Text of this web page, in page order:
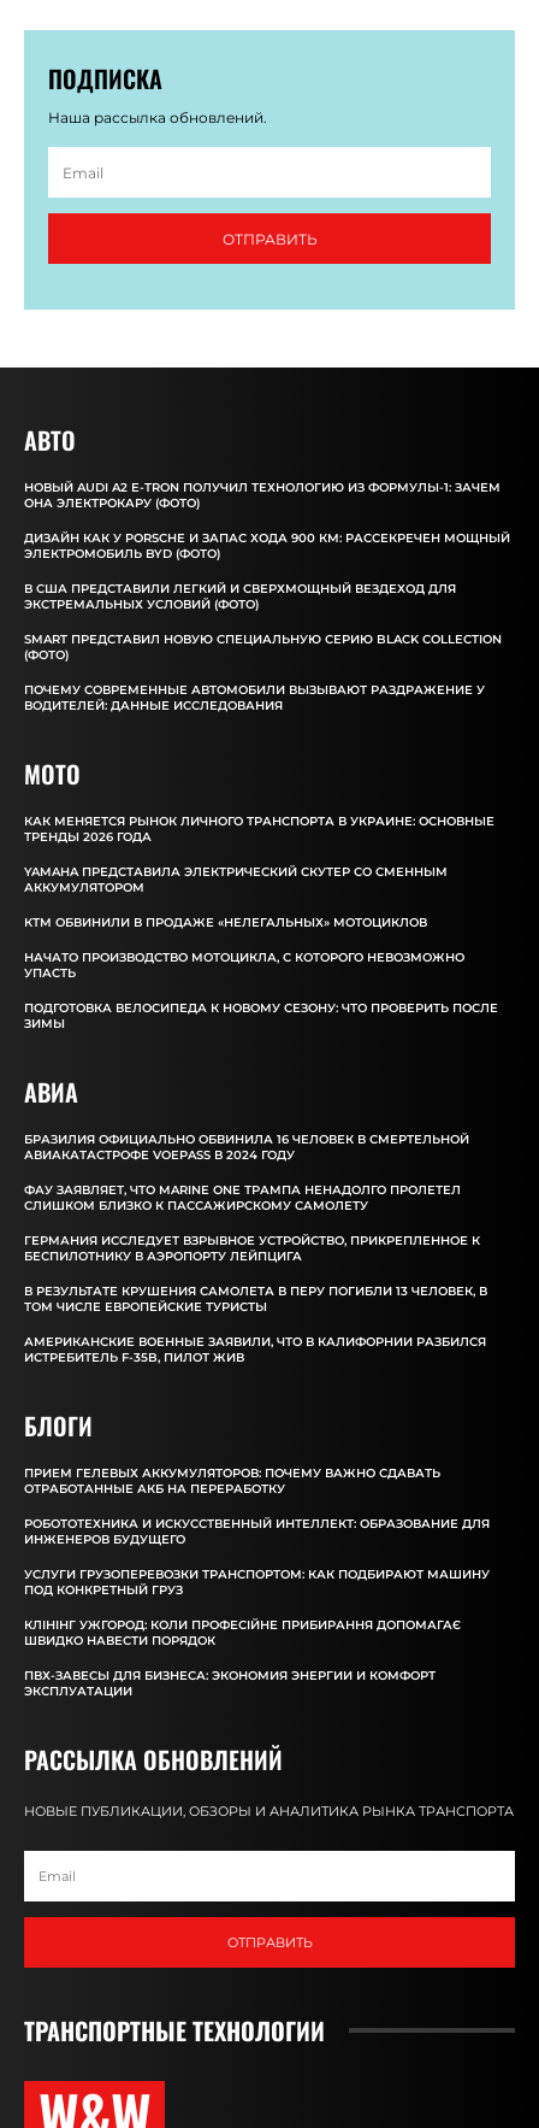
ПОДПИСКА
Наша рассылка обновлений.
ОТПРАВИТЬ
АВТО
НОВЫЙ AUDI A2 E-TRON ПОЛУЧИЛ ТЕХНОЛОГИЮ ИЗ ФОРМУЛЫ-1: ЗАЧЕМ
ОНА ЭЛЕКТРОКАРУ (ФОТО)
ДИЗАЙН КАК У PORSCHE И ЗАПАС ХОДА 900 КМ: РАССЕКРЕЧЕН МОЩНЫЙ
ЭЛЕКТРОМОБИЛЬ BYD (ФОТО)
В США ПРЕДСТАВИЛИ ЛЕГКИЙ И СВЕРХМОЩНЫЙ ВЕЗДЕХОД ДЛЯ
ЭКСТРЕМАЛЬНЫХ УСЛОВИЙ (ФОТО)
SMART ПРЕДСТАВИЛ НОВУЮ СПЕЦИАЛЬНУЮ СЕРИЮ BLACK COLLECTION
(ФОТО)
ПОЧЕМУ СОВРЕМЕННЫЕ АВТОМОБИЛИ ВЫЗЫВАЮТ РАЗДРАЖЕНИЕ У
ВОДИТЕЛЕЙ: ДАННЫЕ ИССЛЕДОВАНИЯ
MOTO
КАК МЕНЯЕТСЯ РЫНОК ЛИЧНОГО ТРАНСПОРТА В УКРАИНЕ: ОСНОВНЫЕ
ТРЕНДЫ 2026 ГОДА
YAMAHA ПРЕДСТАВИЛА ЭЛЕКТРИЧЕСКИЙ СКУТЕР СО СМЕННЫМ
АККУМУЛЯТОРОМ
КТМ ОБВИНИЛИ В ПРОДАЖЕ «НЕЛЕГАЛЬНЫХ» МОТОЦИКЛОВ
НАЧАТО ПРОИЗВОДСТВО МОТОЦИКЛА, С КОТОРОГО НЕВОЗМОЖНО
УПАСТЬ
ПОДГОТОВКА ВЕЛОСИПЕДА К НОВОМУ СЕЗОНУ: ЧТО ПРОВЕРИТЬ ПОСЛЕ
ЗИМЫ
АВИА
БРАЗИЛИЯ ОФИЦИАЛЬНО ОБВИНИЛА 16 ЧЕЛОВЕК В СМЕРТЕЛЬНОЙ
АВИАКАТАСТРОФЕ VOEPASS В 2024 ГОДУ
ФАУ ЗАЯВЛЯЕТ, ЧТО MARINE ONE ТРАМПА НЕНАДОЛГО ПРОЛЕТЕЛ
СЛИШКОМ БЛИЗКО К ПАССАЖИРСКОМУ САМОЛЕТУ
ГЕРМАНИЯ ИССЛЕДУЕТ ВЗРЫВНОЕ УСТРОЙСТВО, ПРИКРЕПЛЕННОЕ К
БЕСПИЛОТНИКУ В АЭРОПОРТУ ЛЕЙПЦИГА
В РЕЗУЛЬТАТЕ КРУШЕНИЯ САМОЛЕТА В ПЕРУ ПОГИБЛИ 13 ЧЕЛОВЕК, В
ТОМ ЧИСЛЕ ЕВРОПЕЙСКИЕ ТУРИСТЫ
АМЕРИКАНСКИЕ ВОЕННЫЕ ЗАЯВИЛИ, ЧТО В КАЛИФОРНИИ РАЗБИЛСЯ
ИСТРЕБИТЕЛЬ F-35B, ПИЛОТ ЖИВ
БЛОГИ
ПРИЕМ ГЕЛЕВЫХ АККУМУЛЯТОРОВ: ПОЧЕМУ ВАЖНО СДАВАТЬ
ОТРАБОТАННЫЕ АКБ НА ПЕРЕРАБОТКУ
РОБОТОТЕХНИКА И ИСКУССТВЕННЫЙ ИНТЕЛЛЕКТ: ОБРАЗОВАНИЕ ДЛЯ
ИНЖЕНЕРОВ БУДУЩЕГО
УСЛУГИ ГРУЗОПЕРЕВОЗКИ ТРАНСПОРТОМ: КАК ПОДБИРАЮТ МАШИНУ
ПОД КОНКРЕТНЫЙ ГРУЗ
КЛІНІНГ УЖГОРОД: КОЛИ ПРОФЕСІЙНЕ ПРИБИРАННЯ ДОПОМАГАЄ
ШВИДКО НАВЕСТИ ПОРЯДОК
ПВХ-ЗАВЕСЫ ДЛЯ БИЗНЕСА: ЭКОНОМИЯ ЭНЕРГИИ И КОМФОРТ
ЭКСПЛУАТАЦИИ
РАССЫЛКА ОБНОВЛЕНИЙ
НОВЫЕ ПУБЛИКАЦИИ, ОБЗОРЫ И АНАЛИТИКА РЫНКА ТРАНСПОРТА
ОТПРАВИТЬ
ТРАНСПОРТНЫЕ ТЕХНОЛОГИИ